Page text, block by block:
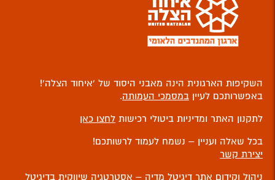
השקיפות הארגונית הינה מאבני היסוד של ‘איחוד הצלה’!
באפשרותכם לעיין במסמכי העמותה.
לתקנון האתר ומדיניות ביטולי רכישות לחצו כאן
בכל שאלה ועניין – נשמח לעמוד לרשותכם!
יצירת קשר
ניהול וקידום אתר דיגיטל מדיה – אסטרטגיה שיווקית בדיגיטל